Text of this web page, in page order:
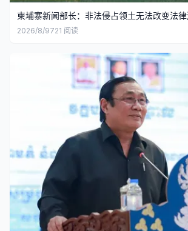
柬埔寨新闻部长：非法侵占领土无法改变法
2026/8/9721 阅读